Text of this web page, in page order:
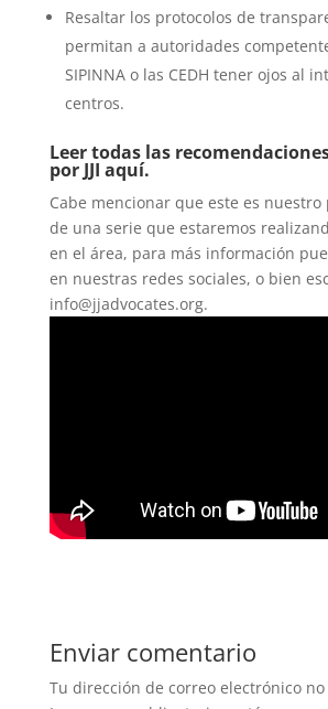
Resaltar los protocolos de
permitan a autoridades
SIPINNA o las CEDH tener ojos al
centros.
Leer todas las
por JJI aquí.
Cabe mencionar que este es
de una serie que estaremos
en el área, para más información
en nuestras redes sociales, o bien
info@jjadvocates.org.
Enviar comentario
Tu dirección de correo electrónico